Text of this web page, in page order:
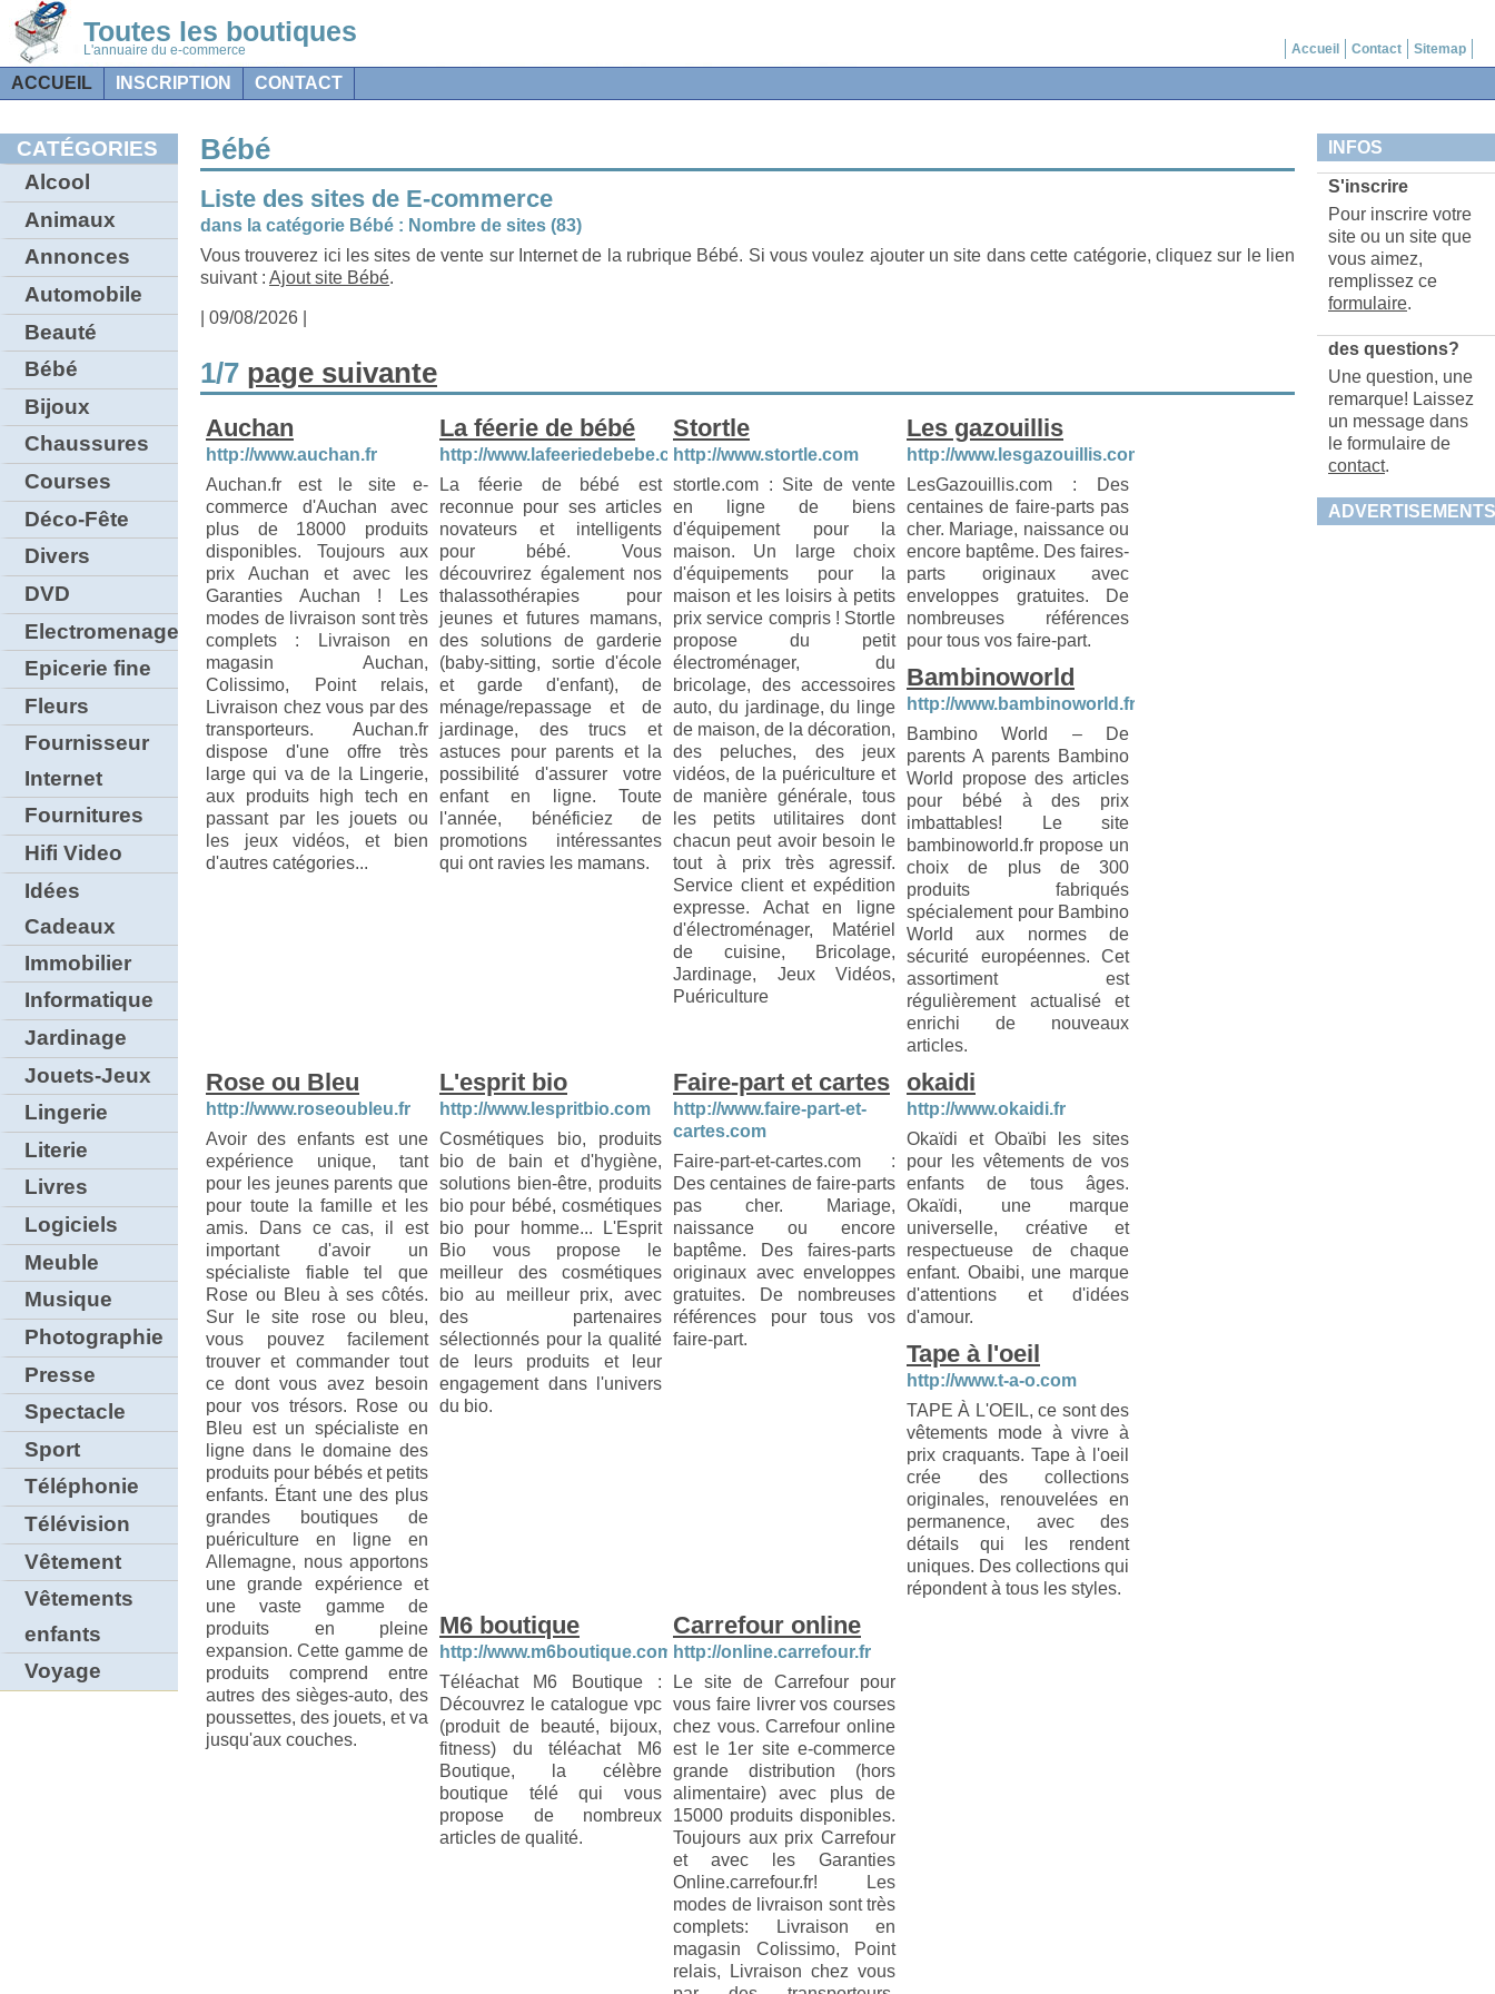
Accueil Contact Sitemap
Toutes les boutiques
L'annuaire du e-commerce
ACCUEIL INSCRIPTION CONTACT
CATÉGORIES
Alcool
Animaux
Annonces
Automobile
Beauté
Bébé
Bijoux
Chaussures
Courses
Déco-Fête
Divers
DVD
Electromenager
Epicerie fine
Fleurs
Fournisseur
Internet
Fournitures
Hifi Video
Idées
Cadeaux
Immobilier
Informatique
Jardinage
Jouets-Jeux
Lingerie
Literie
Livres
Logiciels
Meuble
Musique
Photographie
Presse
Spectacle
Sport
Téléphonie
Télévision
Vêtement
Vêtements
enfants
Voyage
INFOS
S'inscrire
Pour inscrire votre
site ou un site que
vous aimez,
remplissez ce
formulaire.
des questions?
Une question, une
remarque! Laissez
un message dans
le formulaire de
contact.
ADVERTISEMENTS
Bébé
Liste des sites de E-commerce
dans la catégorie Bébé : Nombre de sites (83)
Vous trouverez ici les sites de vente sur Internet de la rubrique Bébé. Si vous voulez ajouter un site dans cette catégorie, cliquez sur le lien
suivant : Ajout site Bébé.
| 09/08/2026 |
1/7 page suivante
Auchan
http://www.auchan.fr
Auchan.fr est le site e-
commerce d'Auchan avec
plus de 18000 produits
disponibles. Toujours aux
prix Auchan et avec les
Garanties Auchan ! Les
modes de livraison sont très
complets : Livraison en
magasin Auchan,
Colissimo, Point relais,
Livraison chez vous par des
transporteurs. Auchan.fr
dispose d'une offre très
large qui va de la Lingerie,
aux produits high tech en
passant par les jouets ou
les jeux vidéos, et bien
d'autres catégories...
La féerie de bébé
http://www.lafeeriedebebe.com
La féerie de bébé est
reconnue pour ses articles
novateurs et intelligents
pour bébé. Vous
découvrirez également nos
thalassothérapies pour
jeunes et futures mamans,
des solutions de garderie
(baby-sitting, sortie d'école
et garde d'enfant), de
ménage/repassage et de
jardinage, des trucs et
astuces pour parents et la
possibilité d'assurer votre
enfant en ligne. Toute
l'année, bénéficiez de
promotions intéressantes
qui ont ravies les mamans.
Stortle
http://www.stortle.com
stortle.com : Site de vente
en ligne de biens
d'équipement pour la
maison. Un large choix
d'équipements pour la
maison et les loisirs à petits
prix service compris ! Stortle
propose du petit
électroménager, du
bricolage, des accessoires
auto, du jardinage, du linge
de maison, de la décoration,
des peluches, des jeux
vidéos, de la puériculture et
de manière générale, tous
les petits utilitaires dont
chacun peut avoir besoin le
tout à prix très agressif.
Service client et expédition
expresse. Achat en ligne
d'électroménager, Matériel
de cuisine, Bricolage,
Jardinage, Jeux Vidéos,
Puériculture
Les gazouillis
http://www.lesgazouillis.com
LesGazouillis.com : Des
centaines de faire-parts pas
cher. Mariage, naissance ou
encore baptême. Des faires-
parts originaux avec
enveloppes gratuites. De
nombreuses références
pour tous vos faire-part.
Bambinoworld
http://www.bambinoworld.fr
Bambino World – De
parents A parents Bambino
World propose des articles
pour bébé à des prix
imbattables! Le site
bambinoworld.fr propose un
choix de plus de 300
produits fabriqués
spécialement pour Bambino
World aux normes de
sécurité européennes. Cet
assortiment est
régulièrement actualisé et
enrichi de nouveaux
articles.
Rose ou Bleu
http://www.roseoubleu.fr
Avoir des enfants est une
expérience unique, tant
pour les jeunes parents que
pour toute la famille et les
amis. Dans ce cas, il est
important d'avoir un
spécialiste fiable tel que
Rose ou Bleu à ses côtés.
Sur le site rose ou bleu,
vous pouvez facilement
trouver et commander tout
ce dont vous avez besoin
pour vos trésors. Rose ou
Bleu est un spécialiste en
ligne dans le domaine des
produits pour bébés et petits
enfants. Étant une des plus
grandes boutiques de
puériculture en ligne en
Allemagne, nous apportons
une grande expérience et
une vaste gamme de
produits en pleine
expansion. Cette gamme de
produits comprend entre
autres des sièges-auto, des
poussettes, des jouets, et va
jusqu'aux couches.
L'esprit bio
http://www.lespritbio.com
Cosmétiques bio, produits
bio de bain et d'hygiène,
solutions bien-être, produits
bio pour bébé, cosmétiques
bio pour homme... L'Esprit
Bio vous propose le
meilleur des cosmétiques
bio au meilleur prix, avec
des partenaires
sélectionnés pour la qualité
de leurs produits et leur
engagement dans l'univers
du bio.
Faire-part et cartes
http://www.faire-part-et-
cartes.com
Faire-part-et-cartes.com :
Des centaines de faire-parts
pas cher. Mariage,
naissance ou encore
baptême. Des faires-parts
originaux avec enveloppes
gratuites. De nombreuses
références pour tous vos
faire-part.
okaidi
http://www.okaidi.fr
Okaïdi et Obaïbi les sites
pour les vêtements de vos
enfants de tous âges.
Okaïdi, une marque
universelle, créative et
respectueuse de chaque
enfant. Obaibi, une marque
d'attentions et d'idées
d'amour.
Tape à l'oeil
http://www.t-a-o.com
TAPE À L'OEIL, ce sont des
vêtements mode à vivre à
prix craquants. Tape à l'oeil
crée des collections
originales, renouvelées en
permanence, avec des
détails qui les rendent
uniques. Des collections qui
répondent à tous les styles.
M6 boutique
http://www.m6boutique.com
Téléachat M6 Boutique :
Découvrez le catalogue vpc
(produit de beauté, bijoux,
fitness) du téléachat M6
Boutique, la célèbre
boutique télé qui vous
propose de nombreux
articles de qualité.
Carrefour online
http://online.carrefour.fr
Le site de Carrefour pour
vous faire livrer vos courses
chez vous. Carrefour online
est le 1er site e-commerce
grande distribution (hors
alimentaire) avec plus de
15000 produits disponibles.
Toujours aux prix Carrefour
et avec les Garanties
Online.carrefour.fr! Les
modes de livraison sont très
complets: Livraison en
magasin Colissimo, Point
relais, Livraison chez vous